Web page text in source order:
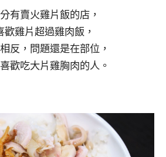
有賣火雞片飯的店，
歡雞片超過雞肉飯，
反，問題還是在部位，
歡吃大片雞胸肉的人。